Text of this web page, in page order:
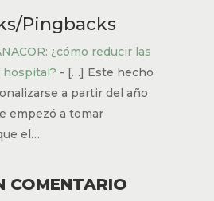
Pingbacks
¿cómo reducir las
hospital? - […] Este hecho
a partir del año
empezó a tomar
el…
COMENTARIO